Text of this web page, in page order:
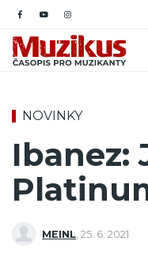
NOVINKY
Ibanez:
MEINL 25. 6. 2021